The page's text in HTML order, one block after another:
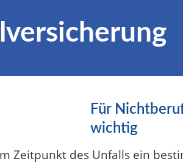
Für
wichtig
Zeitpunkt des Unfalls ein